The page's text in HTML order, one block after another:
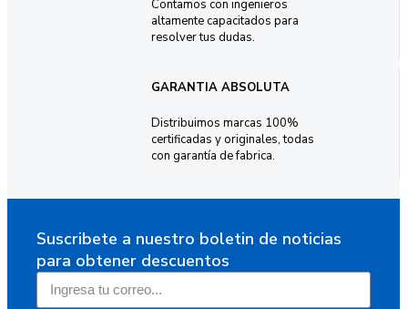
Contamos con ingenieros
altamente capacitados para
resolver tus dudas.
GARANTIA ABSOLUTA
Distribuimos marcas 100%
certificadas y originales, todas
con garantía de fabrica.
Suscribete a nuestro boletin de noticias
para obtener descuentos